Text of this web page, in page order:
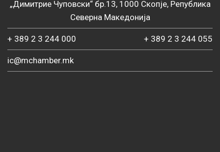
„Димитрие Чуповски“ бр.13, 1000 Скопје, Република
Северна Македонија
+ 389 2 3 244 000 + 389 2 3 244 055
ic@mchamber.mk